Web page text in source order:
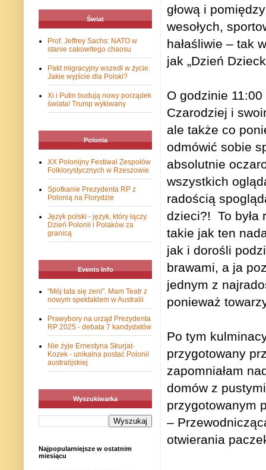
głową i
wesołych,
hałaśliwie – tak
jak „Dzień
O godzinie
Czarodziej i
ale także co
odmówić sobie
absolutnie
wszystkich
radością
dzieci?!
To
takie jak ten
jak i dorośli
brawami, a ja
jednym z
ponieważ
Po tym
przygotowany
zapomniałam
domów z
przygotowanym
–
otwierania
Świat
Prof. Jeffrey Sachs: NATO w
stanie cakowitego chaosu
Pakt migracyjny wszedł w życie.
Jakie wyjście dla Polski?
Xi i Putin budują nowy porządek
świata! Trump wykiwany
Polonia
XX Polonijny Festiwal Zespołów
Folklorystycznych w Rzeszowie
Spotkanie Prezydenta RP z
Polonią na Florydzie
Język polski - język, który łączy.
Dzień Polonii i Polaków za
granicą
Events Info
"Mój tata się żeni". Mam Teatr z
nowym spektaklem w Australii
Prawybory na urząd Prezydenta
RP 2025 - debata 7 kandydatów
Nie żyje Ernestyna Skurjat-
Kozek - unikalna postać Polonii
australijskiej
Wyszukiwarka
Najpopularniejsze w ostatnim
miesiącu